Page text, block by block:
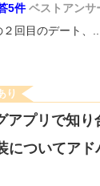
5件 ベストアンサ
回目のデート、
り
アプリで知り
についてア